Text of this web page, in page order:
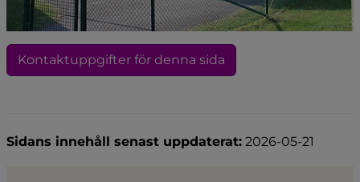
Kontaktuppgifter för denna sida
Sidans innehåll senast uppdaterat: 2026-05-21